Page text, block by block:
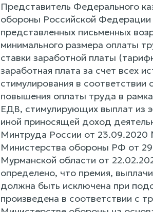
Представитель Федерального
обороны Российской
представленных письменных
минимального размера оплаты
ставки заработной платы
заработная плата за счет всех
стимулирования в
повышения оплаты труда в
ЕДВ, стимулирующих выплат из
иной приносящей доход
Минтруда России от 23.09.2020
Министерства обороны РФ от
Мурманской области от
определено, что премия,
должна быть исключена при
произведена в соответствии с